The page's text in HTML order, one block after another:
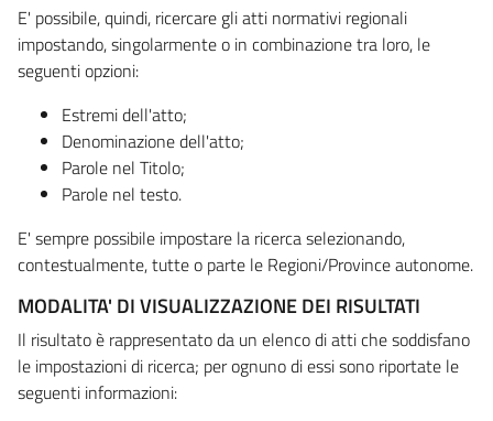
E' possibile, quindi, ricercare gli atti normativi regionali
impostando, singolarmente o in combinazione tra loro, le
seguenti opzioni:
Estremi dell'atto;
Denominazione dell'atto;
Parole nel Titolo;
Parole nel testo.
E' sempre possibile impostare la ricerca selezionando,
contestualmente, tutte o parte le Regioni/Province autonome.
MODALITA' DI VISUALIZZAZIONE DEI RISULTATI
Il risultato è rappresentato da un elenco di atti che soddisfano
le impostazioni di ricerca; per ognuno di essi sono riportate le
seguenti informazioni: